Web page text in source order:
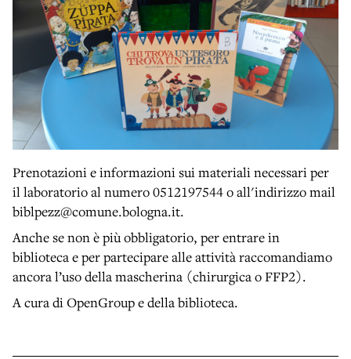
Prenotazioni e informazioni sui materiali necessari per
il laboratorio al numero 0512197544 o all'indirizzo mail
biblpezz@comune.bologna.it.
Anche se non è più obbligatorio, per entrare in
biblioteca e per partecipare alle attività raccomandiamo
ancora l’uso della mascherina (chirurgica o FFP2).
A cura di OpenGroup e della biblioteca.